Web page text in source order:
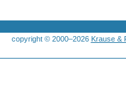
copyright © 2000–2026 Krause &